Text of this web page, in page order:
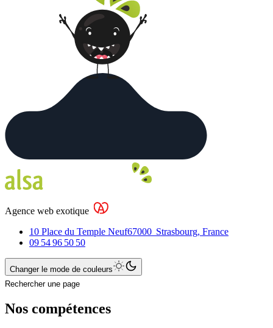
Agence web exotique
10 Place du Temple Neuf67000 Strasbourg, France
09 54 96 50 50
Changer le mode de couleurs
Rechercher une page
Nos compétences